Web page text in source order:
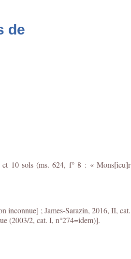
de
et 10 sols (ms. 624, f° 8 : « Mons[ieu]r
inconnue] ; James-Sarazin, 2016, II, cat.
(2003/2, cat. I, n°274=idem)].